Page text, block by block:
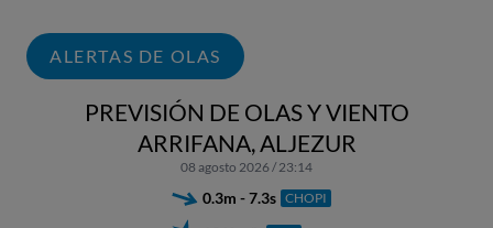
ALERTAS DE OLAS
PREVISIÓN DE OLAS Y VIENTO
ARRIFANA, ALJEZUR
08 agosto 2026 / 23:14
0.3m - 7.3s CHOPI